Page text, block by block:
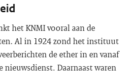
het KNMI vooral aan de
Al in 1924 zond het instituut
de ether in en vanaf
nieuwsdienst. Daarnaast waren